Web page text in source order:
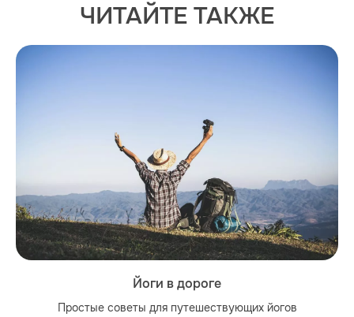
ЧИТАЙТЕ ТАКЖЕ
Йоги в дороге
Простые советы для путешествующих йогов